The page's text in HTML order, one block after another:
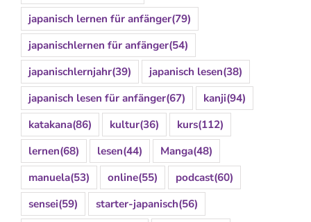
japanisch lernen für anfänger(79)
japanischlernen für anfänger(54)
japanischlernjahr(39) japanisch lesen(38)
japanisch lesen für anfänger(67) kanji(94)
katakana(86) kultur(36) kurs(112)
lernen(68) lesen(44) Manga(48)
manuela(53) online(55) podcast(60)
sensei(59) starter-japanisch(56)